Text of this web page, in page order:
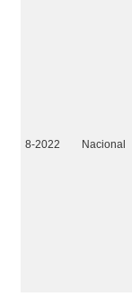
8-2022 Nacional